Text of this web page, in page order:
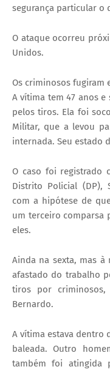
segurança particular o
O ataque ocorreu
Unidos.
Os criminosos fugiram
A vítima tem 47 anos
pelos tiros. Ela foi
Militar, que a levou
internada. Seu estado
O caso foi registrado
Distrito Policial (DP),
com a hipótese de
um terceiro comparsa
eles.
Ainda na sexta, mas
afastado do trabalho
tiros por
Bernardo.
A vítima estava dentro
baleada. Outro
também foi atingida